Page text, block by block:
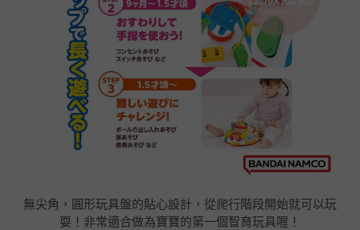
無尖角，圓形玩具盤的貼心設計，從爬行階段開始就可以玩
耍！非常適合做為寶寶的第一個智育玩具喔！